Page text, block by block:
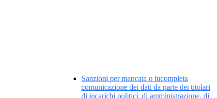
Sanzioni per mancata o incompleta
comunicazione dei dati da parte dei titolari
di incarichi politici, di amministrazione, di